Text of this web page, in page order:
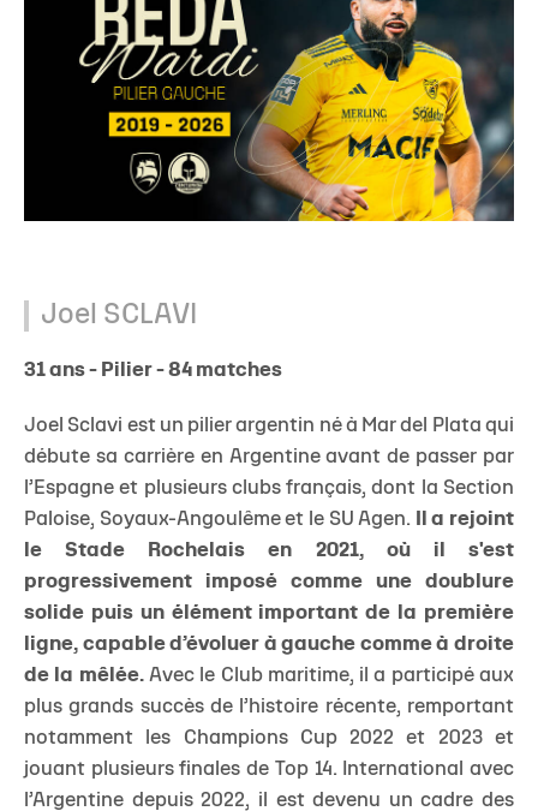
Joel SCLAVI
31 ans - Pilier - 84 matches
Joel Sclavi est un pilier argentin né à Mar del Plata qui
débute sa carrière en Argentine avant de passer par
l’Espagne et plusieurs clubs français, dont la Section
Paloise, Soyaux-Angoulême et le SU Agen.
Il a rejoint
le Stade Rochelais en 2021, où il s'est
progressivement imposé comme une doublure
solide puis un élément important de la première
ligne, capable d’évoluer à gauche comme à droite
de la mêlée.Avec le Club maritime, il a participé aux
plus grands succès de l’histoire récente, remportant
notamment les Champions Cup 2022 et 2023 et
jouant plusieurs finales de Top 14. International avec
l’Argentine depuis 2022, il est devenu un cadre des